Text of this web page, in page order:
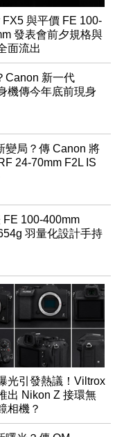
FX5 與平價 FE 100-
發表會前夕規格與
面流出
Canon 新一代
機傳今年底前現身
變局？傳 Canon 將
24-70mm F2L IS
FE 100-400mm
羽量化設計手持
光引發熱議！Viltrox
出 Nikon Z 接環無
相機？